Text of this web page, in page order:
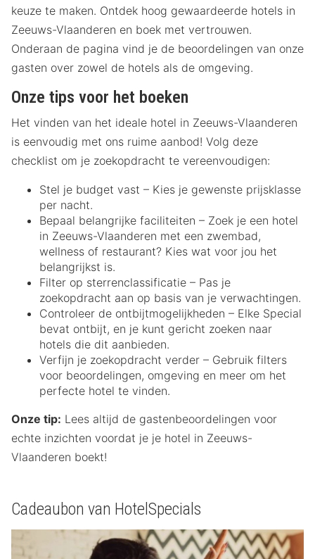
keuze te maken. Ontdek hoog gewaardeerde hotels in
Zeeuws-Vlaanderen en boek met vertrouwen.
Onderaan de pagina vind je de beoordelingen van onze
gasten over zowel de hotels als de omgeving.
Onze tips voor het boeken
Het vinden van het ideale hotel in Zeeuws-Vlaanderen
is eenvoudig met ons ruime aanbod! Volg deze
checklist om je zoekopdracht te vereenvoudigen:
Stel je budget vast – Kies je gewenste prijsklasse
per nacht.
Bepaal belangrijke faciliteiten – Zoek je een hotel
in Zeeuws-Vlaanderen met een zwembad,
wellness of restaurant? Kies wat voor jou het
belangrijkst is.
Filter op sterrenclassificatie – Pas je
zoekopdracht aan op basis van je verwachtingen.
Controleer de ontbijtmogelijkheden – Elke Special
bevat ontbijt, en je kunt gericht zoeken naar
hotels die dit aanbieden.
Verfijn je zoekopdracht verder – Gebruik filters
voor beoordelingen, omgeving en meer om het
perfecte hotel te vinden.
Onze tip: Lees altijd de gastenbeoordelingen voor
echte inzichten voordat je je hotel in Zeeuws-
Vlaanderen boekt!
Cadeaubon van HotelSpecials